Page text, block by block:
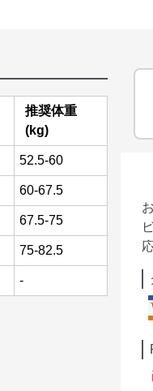
推奨体重
(kg)
52.5-60
60-67.5
67.5-75
75-82.5
-